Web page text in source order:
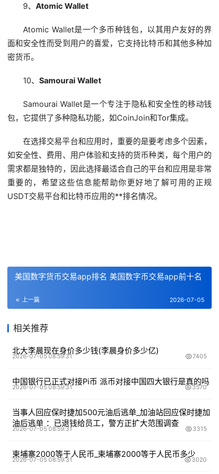
9、 Atomic Wallet
Atomic Wallet是一个多币种钱包，以其用户友好的界
面和安全性而受到用户的喜爱，它支持比特币和其他多种加
密货币。
10、 Samourai Wallet
Samourai Wallet是一个专注于隐私和安全性的移动钱
包，它提供了多种隐私功能，如CoinJoin和Tor集成。
在选择交易平台和应用时，重要的是要考虑多个因素，
如安全性、费用、用户体验和支持的货币种类，每个用户的
需求都是独特的，因此选择最适合自己的平台和应用是非常
重要的，希望这些信息能帮助你更好地了解可用的正规
USDT交易平台和比特币应用的**排名情况。
美国数字货币交易app排名 美国数字币交易app前十名
上一篇 2026-07-05
相关推荐
北大李晨现在身价多少钱(李晨身价多少亿)
2026-07-05 08:59:31 7405
中国银行已正式对接Pi币 派币对接中国四大银行是真的吗
2026-07-05 08:59:31 3570
当事人回应保时捷加500元油后逃单_加油站回应保时捷加
油后逃单 ：已退钱给员工，警方正扩大范围调查
2026-07-05 08:59:31 3315
柬埔寨2000等于人民币_柬埔寨2000等于人民币多少
2026-07-05 08:59:31 3020